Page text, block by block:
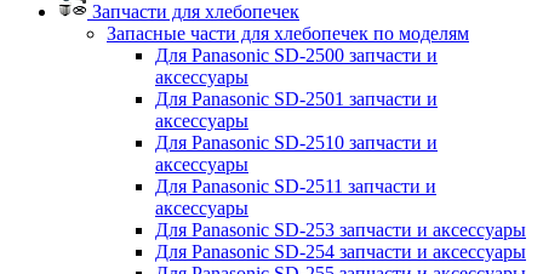
Запчасти для хлебопечек
Запасные части для хлебопечек по моделям
Для Panasonic SD-2500 запчасти и
аксессуары
Для Panasonic SD-2501 запчасти и
аксессуары
Для Panasonic SD-2510 запчасти и
аксессуары
Для Panasonic SD-2511 запчасти и
аксессуары
Для Panasonic SD-253 запчасти и аксессуары
Для Panasonic SD-254 запчасти и аксессуары